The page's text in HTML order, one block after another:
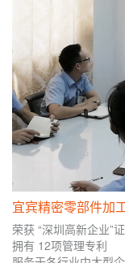
宜宾精密零部件加
荣获 “深圳高新企业”
拥有 12项管理专利